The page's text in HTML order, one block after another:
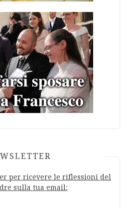
per ricevere le riflessioni del
sulla tua email: